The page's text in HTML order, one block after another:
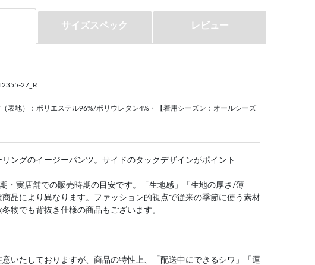
サイズスペック レビュー
27_R
表地）：ポリエステル96%/ポリウレタン4%・【着用シーズン：オールシーズ
ングのイージーパンツ。サイドのタックデザインがポイント
・実店舗での販売時期の目安です。「生地感」「生地の厚さ/薄
品により異なります。ファッション的視点で従来の季節に使う素材
物でも背抜き仕様の商品もございます。
いたしておりますが、商品の特性上、「配送中にできるシワ」「運